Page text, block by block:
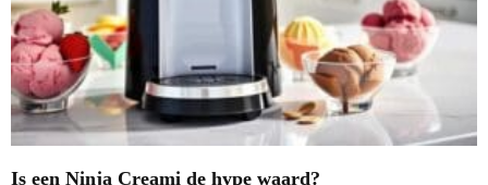
Is een Ninja Creami de hype waard?